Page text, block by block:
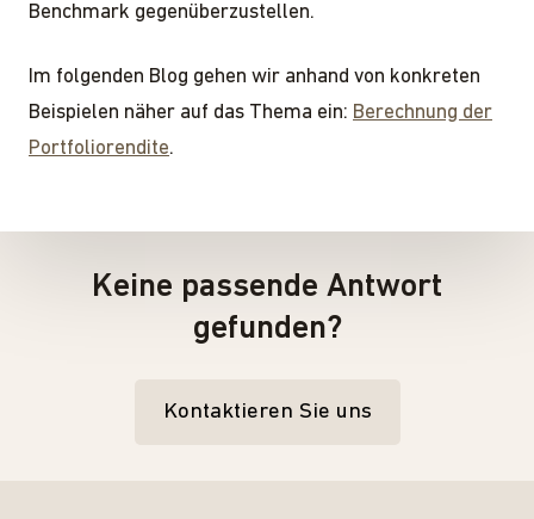
Benchmark gegenüberzustellen.
Im folgenden Blog gehen wir anhand von konkreten
Beispielen näher auf das Thema ein: Berechnung der
Portfoliorendite.
Keine passende Antwort
gefunden?
Kontaktieren Sie uns